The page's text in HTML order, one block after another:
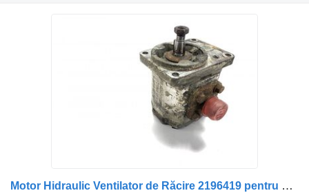
Motor Hidraulic Ventilator de Răcire 2196419 pentru camion Scania 2196419 2032382 1776284 1872518